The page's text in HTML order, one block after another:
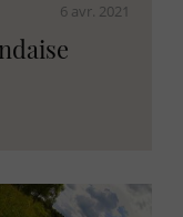
6 avr. 2021